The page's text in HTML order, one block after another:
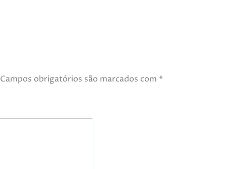
Campos obrigatórios são marcados com *